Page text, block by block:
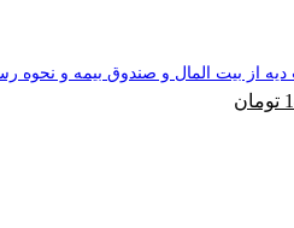
از بیت المال و صندوق بیمه و نحوه
تومان